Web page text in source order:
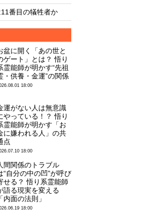
番目の犠牲者か
盆に開く「あの世と
ゲート」とは？ 悟り
霊能師が明かす“先祖
・供養・金運”の関係
18:00
運がない人は無意識
やっている！？ 悟り
霊能師が明かす「お
に嫌われる人」の共
点
18:00
間関係のトラブル
“自分の中の凹”が呼び
せる？ 悟り系霊能師
語る現実を変える
「内面の法則」
18:00